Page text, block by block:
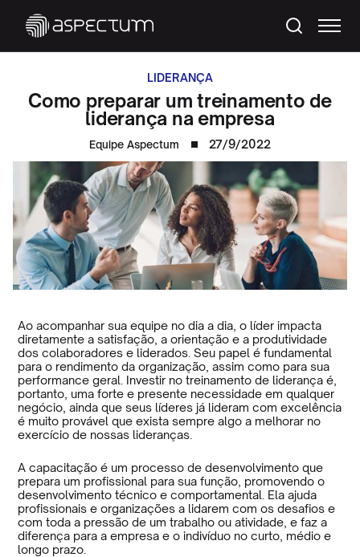
LIDERANÇA
Como preparar um treinamento de
liderança na empresa
Equipe Aspectum 27/9/2022
Ao acompanhar sua equipe no dia a dia, o líder impacta
diretamente a satisfação, a orientação e a produtividade
dos colaboradores e liderados. Seu papel é fundamental
para o rendimento da organização, assim como para sua
performance geral. Investir no treinamento de liderança é,
portanto, uma forte e presente necessidade em qualquer
negócio, ainda que seus líderes já lideram com excelência
é muito provável que exista sempre algo a melhorar no
exercício de nossas lideranças.
A capacitação é um processo de desenvolvimento que
prepara um profissional para sua função, promovendo o
desenvolvimento técnico e comportamental. Ela ajuda
profissionais e organizações a lidarem com os desafios e
com toda a pressão de um trabalho ou atividade, e faz a
diferença para a empresa e o indivíduo no curto, médio e
longo prazo.